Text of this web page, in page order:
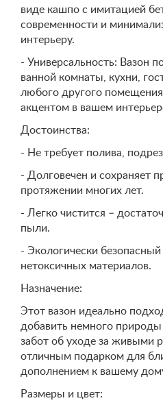
виде кашпо с имитацией
современности и
интерьеру.
- Универсальность: Вазон
ванной комнаты, кухни,
любого другого
акцентом в вашем
Достоинства:
- Не требует полива,
- Долговечен и сохраняет
протяжении многих лет.
- Легко чистится –
пыли.
- Экологически безопасный
нетоксичных материалов.
Назначение:
Этот вазон идеально
добавить немного природы
забот об уходе за живыми
отличным подарком для
дополнением к вашему
Размеры и цвет: